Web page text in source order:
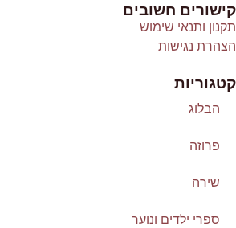
קישורים חשובים
תקנון ותנאי שימוש
הצהרת נגישות
קטגוריות
הבלוג
פרוזה
שירה
ספרי ילדים ונוער